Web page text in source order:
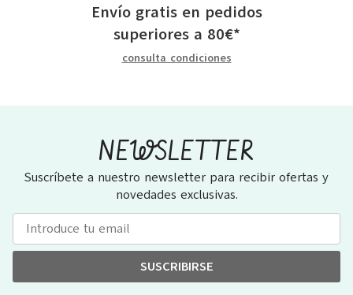
Envío gratis en pedidos
superiores a 80€*
consulta condiciones
NEWSLETTER
Suscríbete a nuestro newsletter para recibir ofertas y
novedades exclusivas.
SUSCRIBIRSE